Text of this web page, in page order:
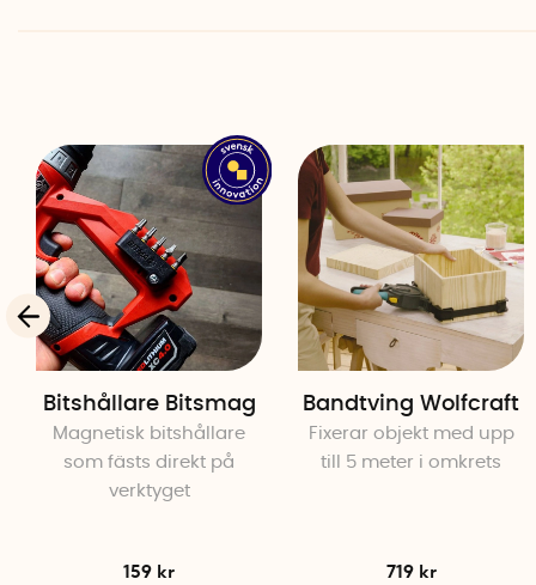
Bitshållare Bitsmag
Magnetisk bitshållare
som fästs direkt på
verktyget
159 kr
Bandtving Wolfcraft
Fixerar objekt med upp
till 5 meter i omkrets
719 kr